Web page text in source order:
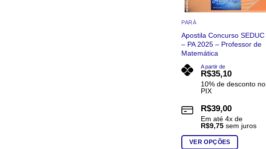
do
PARÁ
Apostila Concurso SEDUC
– PA 2025 – Professor de
Matemática
A partir de
R$35,10
10% de desconto no
PIX
R$39,00
Em até4x de
R$9,75 sem juros
VER OPÇÕES